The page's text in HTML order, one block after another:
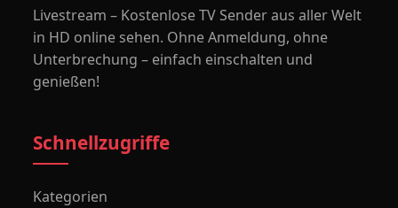
Livestream – Kostenlose TV Sender aus aller Welt
in HD online sehen. Ohne Anmeldung, ohne
Unterbrechung – einfach einschalten und
genießen!
Schnellzugriffe
Kategorien